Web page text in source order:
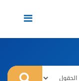
Toggle
navigation